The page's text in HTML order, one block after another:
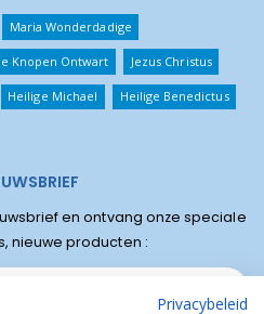
Maria Wonderdadige
Knopen Ontwart Jezus Christus
Heilige Michael Heilige Benedictus
en ontvang onze speciale
nieuwe producten :
Privacybeleid